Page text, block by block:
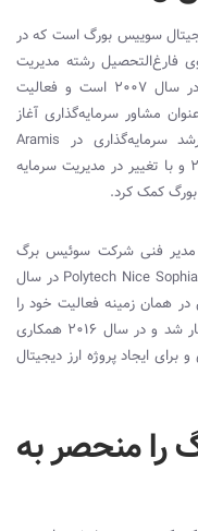
سوییس بورگ است که در
فارغ‌التحصیل رشته مدیریت
در سال ۲۰۰۷ است و فعالیت
مشاور سرمایه‌گذاری آغاز
سرمایه‌گذاری در Aramis
فعالیت خود را ادامه داد و در سال ۲۰۱۶ و با تغییر در مدیریت سرمایه
کمک کرد.
مدیر فنی شرکت سوئیس برگ
Polytech Nice Sophia در سال
در همان زمینه فعالیت خود را
مشغول به کار شد و در سال ۲۰۱۶ همکاری
ایجاد پروژه ارز دیجیتال
منحصر به